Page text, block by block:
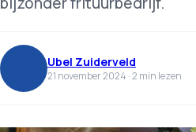
Ubel Zuiderveld
21 november 2024 ·2 min lezen